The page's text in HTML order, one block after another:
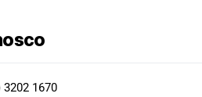
3202 1670